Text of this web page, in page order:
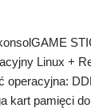
Linux +
operacyjna:
kart pamięci